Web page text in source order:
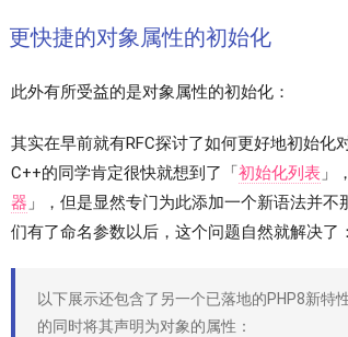
更快捷的对象属性的初始化
此外有所受益的是对象属性的初始化：
其实在早前就有RFC探讨了如何更好地初始
C++的同学肯定很快就想到了「初始化列表 」
器 」，但是显然专门为此添加一个新语法并
们有了命名参数以后，这个问题自然就解决了：
以下展示还包含了另一个已落地的PHP8新特
的同时将其声明为对象的属性：